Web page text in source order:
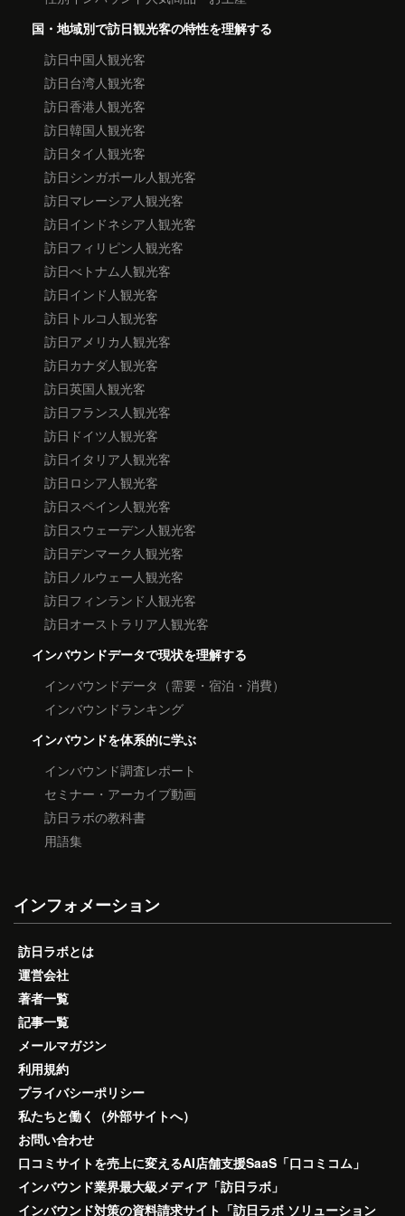
国・地域別で訪日観光客の特性を理解する
訪日中国人観光客
訪日台湾人観光客
訪日香港人観光客
訪日韓国人観光客
訪日タイ人観光客
訪日シンガポール人観光客
訪日マレーシア人観光客
訪日インドネシア人観光客
訪日フィリピン人観光客
訪日べトナム人観光客
訪日インド人観光客
訪日トルコ人観光客
訪日アメリカ人観光客
訪日カナダ人観光客
訪日英国人観光客
訪日フランス人観光客
訪日ドイツ人観光客
訪日イタリア人観光客
訪日ロシア人観光客
訪日スペイン人観光客
訪日スウェーデン人観光客
訪日デンマーク人観光客
訪日ノルウェー人観光客
訪日フィンランド人観光客
訪日オーストラリア人観光客
インバウンドデータで現状を理解する
インバウンドデータ（需要・宿泊・消費）
インバウンドランキング
インバウンドを体系的に学ぶ
インバウンド調査レポート
セミナー・アーカイブ動画
訪日ラボの教科書
用語集
インフォメーション
訪日ラボとは
運営会社
著者一覧
記事一覧
メールマガジン
利用規約
プライバシーポリシー
私たちと働く（外部サイトへ）
お問い合わせ
口コミサイトを売上に変えるAI店舗支援SaaS「口コミコム」
インバウンド業界最大級メディア「訪日ラボ」
インバウンド対策の資料請求サイト「訪日ラボ ソリューション